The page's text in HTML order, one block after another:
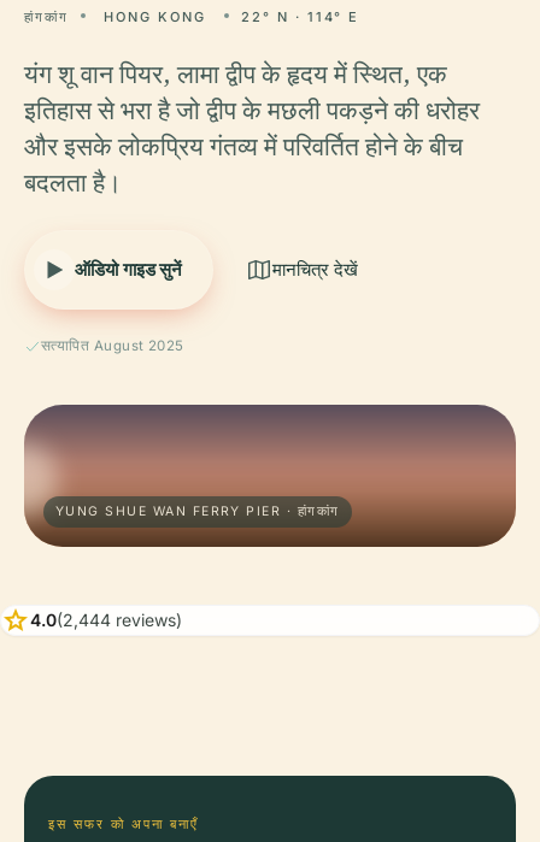
हांगकांग HONG KONG 22° N · 114° E
यंग शू वान पियर, लामा द्वीप के हृदय में स्थित, एक
इतिहास से भरा है जो द्वीप के मछली पकड़ने की धरोहर
और इसके लोकप्रिय गंतव्य में परिवर्तित होने के बीच
बदलता है।
ऑडियो गाइड सुनें मानचित्र देखें
सत्यापित August 2025
YUNG SHUE WAN FERRY PIER · हांगकांग
star4.0(2,444 reviews)
इस सफर को अपना बनाएँ